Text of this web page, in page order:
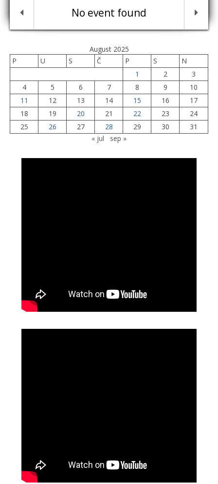
No event found
August 2025
P
U S Č P S
N
1
2
3
4
5 6 7 8 9
10
11
12 13 14 15 16
17
18
19 20 21 22 23
24
25
26 27 28 29 30
31
« jul
sep »